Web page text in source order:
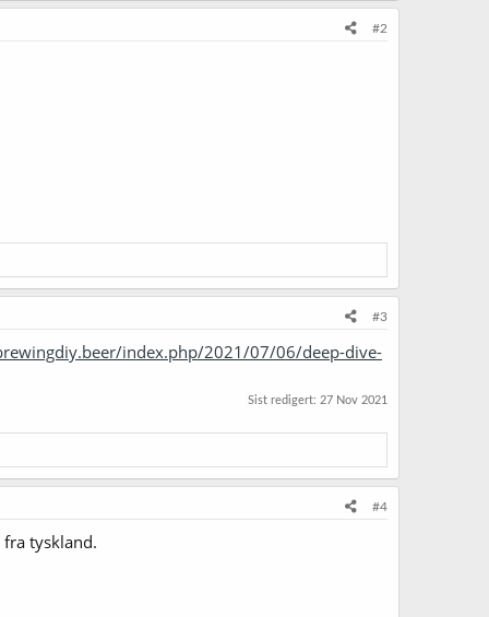
#2
#3
index.php/2021/07/06/deep-dive-
Sist redigert: 27 Nov 2021
#4
tyskland.